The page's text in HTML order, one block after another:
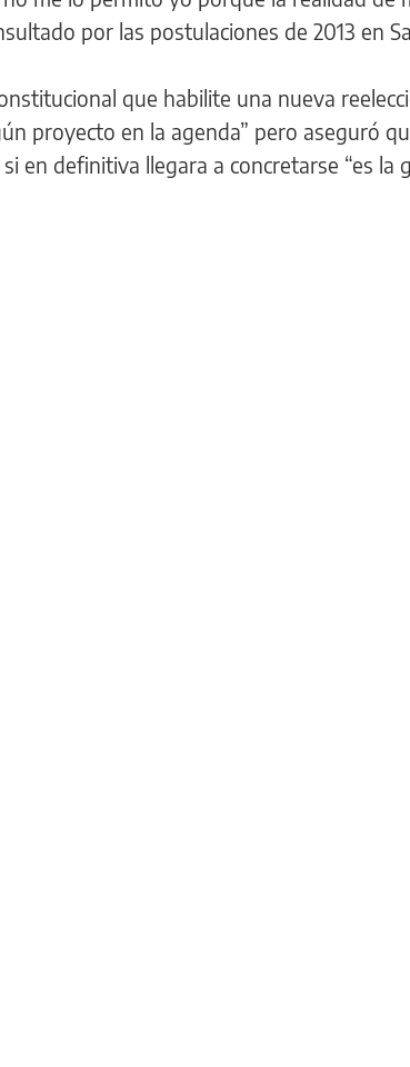
por las postulaciones de 2013 en
que habilite una nueva
proyecto en la agenda” pero aseguró
en definitiva llegara a concretarse “es la